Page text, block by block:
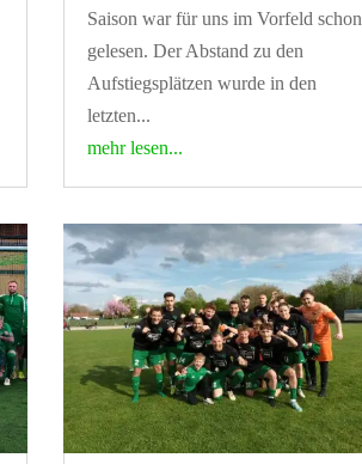
Saison war für uns im Vorfeld schon
gelesen. Der Abstand zu den
Aufstiegsplätzen wurde in den
letzten...
mehr lesen...